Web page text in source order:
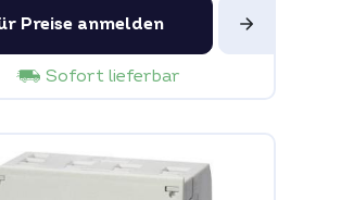
Preise anmelden
Sofort lieferbar